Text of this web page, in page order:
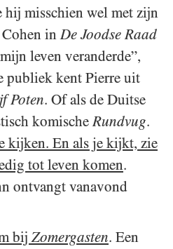
hij misschien wel met zijn
in De Joodse Raad
leven veranderde”,
publiek kent Pierre uit
Poten. Of als de Duitse
komische Rundvug.
kijken. En als je kijkt, zie
tot leven komen.
ontvangt vanavond
bij Zomergasten. Een